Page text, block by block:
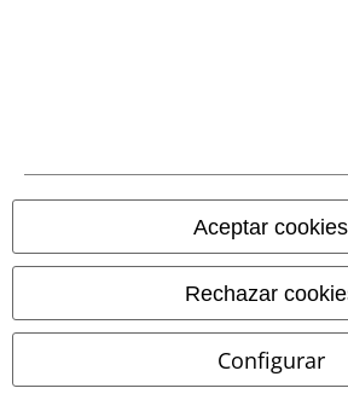
Aceptar cookies
Rechazar
Configurar
Términos y Condiciones
Ley protección de datos